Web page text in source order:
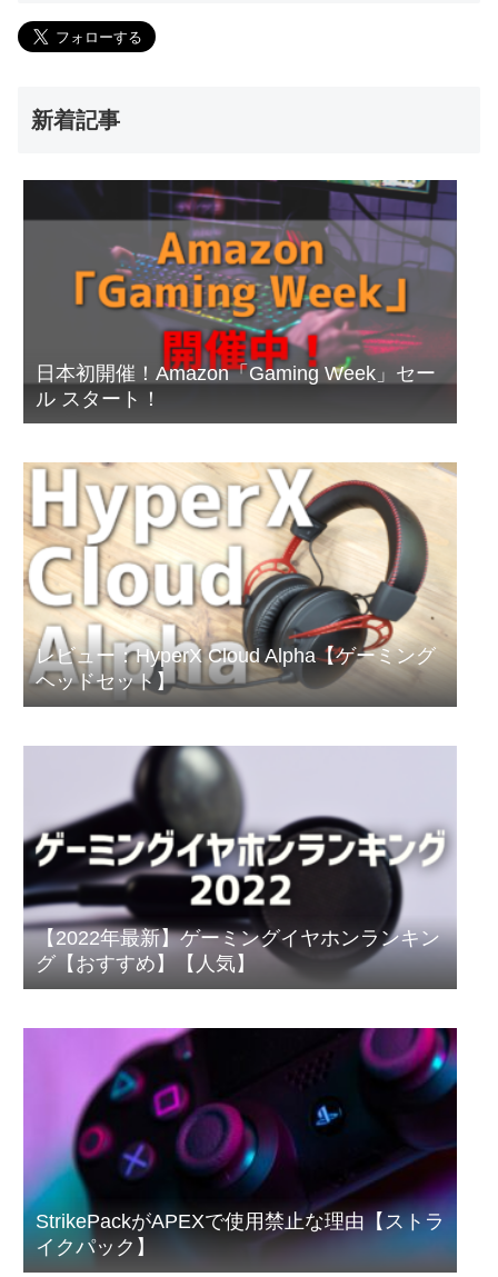
新着記事
日本初開催！Amazon「Gaming Week」セー
ル スタート！
レビュー：HyperX Cloud Alpha【ゲーミング
ヘッドセット】
【2022年最新】ゲーミングイヤホンランキン
グ【おすすめ】【人気】
StrikePackがAPEXで使用禁止な理由【ストラ
イクパック】